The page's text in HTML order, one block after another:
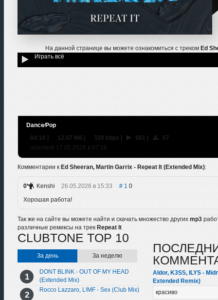
На данной странице вы можете ознакомиться с треком Ed
Играть всё
Dance⁄Pop
04:10 | 12.57 Мб | 320 kbps | 561 |
57
udachnik 17.05.2026 в 07:16
Комментарии к Ed Sheeran, Martin Garrix - Repeat It (Extended Mix):
0 Kenshi 26.05.2026 в 15:33 10
Хорошая работа!
Так же на сайте вы можете найти и скачать множество других mp3
различные ремиксы на трек Repeat It
CLUBTONE TOP 10
За день За неделю
DONT BLINK - OUT OF MY HEAD
(Extended Mix)
Rocco Lazzaro, L!MF - Sex (Club Mix)
Aldor, K3SS, ILYS -
Extended Remix)
красиво